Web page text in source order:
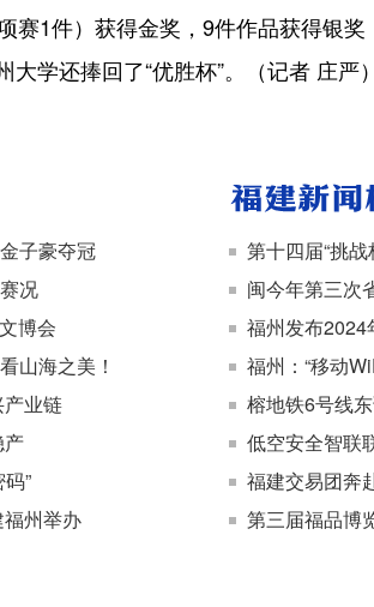
赛1件）获得金奖，9件作品获得银
学还捧回了“优胜杯”。（记者 庄严）
子豪夺冠
况
博会
山海之美！
业链
产
”
州举办
第十四届“挑
闽今年第三次
福州发布2024
福州：“移动
榕地铁6号线
低空安全智联
福建交易团奔
第三届福品博